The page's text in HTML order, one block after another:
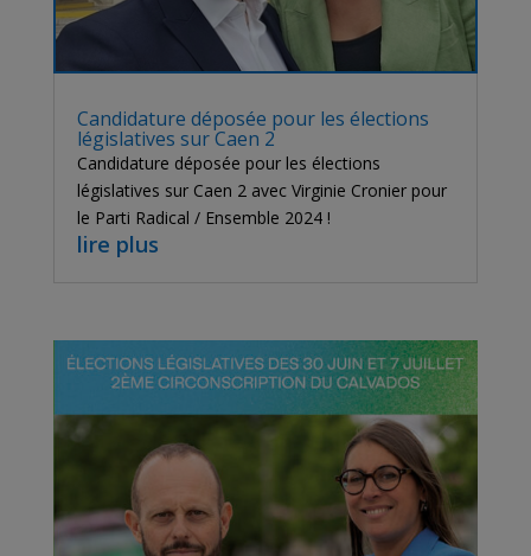
Candidature déposée pour les élections
législatives sur Caen 2
Candidature déposée pour les élections
législatives sur Caen 2 avec Virginie Cronier pour
le Parti Radical / Ensemble 2024 !
lire plus